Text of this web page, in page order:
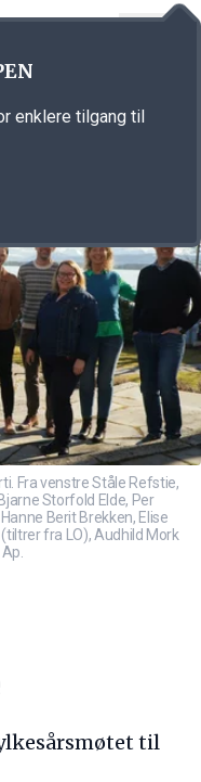
Fra venstre Ståle Refstie,
Storfold Elde, Per
Berit Brekken, Elise
fra LO), Audhild Mork
til
enklere tilgang til